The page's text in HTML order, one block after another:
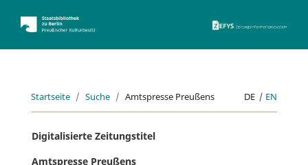
Startseite Suche Amtspresse Preußens DE | EN
Digitalisierte Zeitungstitel
Amtspresse Preußens